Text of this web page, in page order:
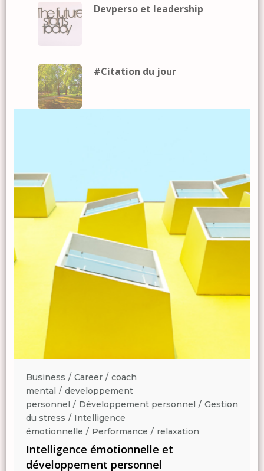
Devperso et leadership
#Citation du jour
Business Career
coach
mental
developpement
personnel
Développement personnel
Gestion
du stress
Intelligence
émotionnelle
Performance relaxation
Intelligence émotionnelle et
développement personnel